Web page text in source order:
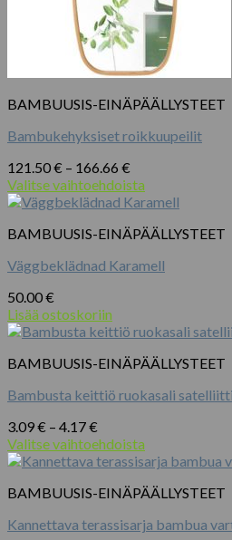
BAMBUUSIS-EINÄPÄÄLLYSTEET
Bambukehyksiset roikkuupeilit
121.50€ – 166.66 €
121.50 €
-
Valitse vaihtoehdoista
Tällä
on
muunnelma.
tehdä
valinnat
tuotteen
sivulla.
BAMBUUSIS-EINÄPÄÄLLYSTEET
Väggbeklädnad Karamell
50.00€
Lisää ostoskoriin
BAMBUUSIS-EINÄPÄÄLLYSTEET
Bambusta keittiö ruokasali
3.09€ – 4.17€
3.09 €
-
Valitse vaihtoehdoista
Tällä
on
muunnelma.
BAMBUUSIS-EINÄPÄÄLLYSTEET
Kannettava terassisarja bambua